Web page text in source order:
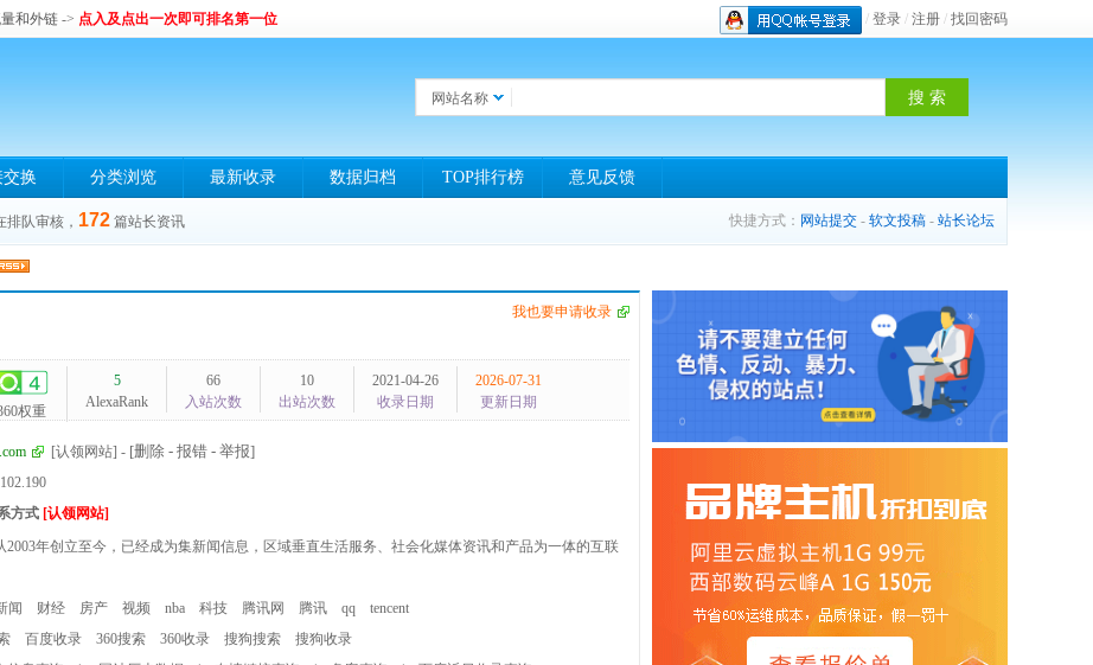
和外链 -> 点入及点出一次即可排名第一位 / 登录 / 注册 / 找回密码
网站名称
换 分类浏览 最新收录 数据归档 TOP排行榜 意见反馈
排队审核， 172 篇站长资讯 快捷方式： 网站提交 - 软文投稿 - 站长论坛
我也要申请收录
权重
5
AlexaRank
66
入站次数
10
出站次数
2021-04-26
收录日期
2026-07-31
更新日期
[认领网站] - [删除 - 报错 - 举报]
方式 [认领网站]
2003年创立至今，已经成为集新闻信息，区域垂直生活服务、社会化媒体资讯和产品为一体的互联
闻 财经 房产 视频 nba 科技 腾讯网 腾讯 qq
tencent
百度收录 360搜索 360收录 搜狗搜索
搜狗收录